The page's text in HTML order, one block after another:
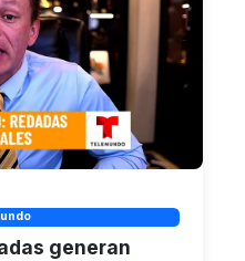
generan